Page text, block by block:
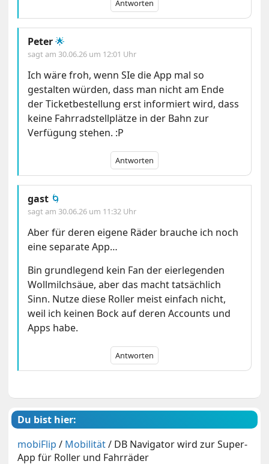
Antworten
Peter🌟
sagt am 30.06.26 um 12:01 Uhr
Ich wäre froh, wenn SIe die App mal so
gestalten würden, dass man nicht am Ende
der Ticketbestellung erst informiert wird, dass
keine Fahrradstellplätze in der Bahn zur
Verfügung stehen. :P
Antworten
gast 🌀
sagt am 30.06.26 um 11:32 Uhr
Aber für deren eigene Räder brauche ich noch
eine separate App…
Bin grundlegend kein Fan der eierlegenden
Wollmilchsäue, aber das macht tatsächlich
Sinn. Nutze diese Roller meist einfach nicht,
weil ich keinen Bock auf deren Accounts und
Apps habe.
Antworten
Du bist hier:
mobiFlip / Mobilität/ DB Navigator wird zur Super-
App für Roller und Fahrräder